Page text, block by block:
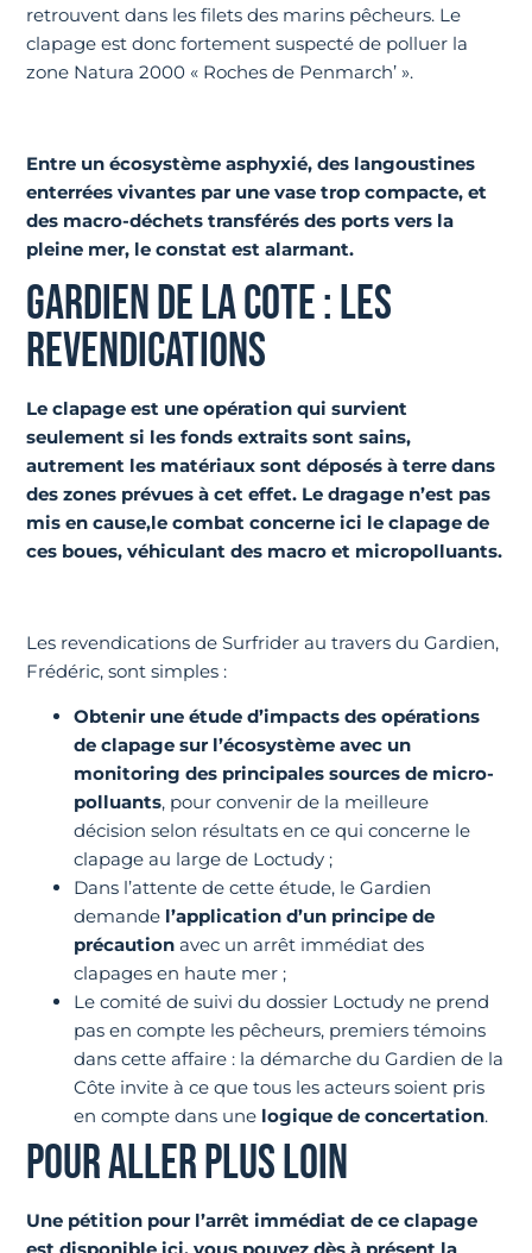
retrouvent dans les filets des marins pêcheurs. Le
clapage est donc fortement suspecté de polluer la
zone Natura 2000 « Roches de Penmarch’ ».
Entre un écosystème asphyxié, des langoustines
enterrées vivantes par une vase trop compacte, et
des macro-déchets transférés des ports vers la
pleine mer, le constat est alarmant.
GARDIEN DE LA COTE : LES
REVENDICATIONS
Le clapage est une opération qui survient
seulement si les fonds extraits sont sains,
autrement les matériaux sont déposés à terre dans
des zones prévues à cet effet. Le dragage n’est pas
mis en cause,le combat concerne ici le clapage de
ces boues, véhiculant des macro et micropolluants.
Les revendications de Surfrider au travers du Gardien,
Frédéric, sont simples :
Obtenir une étude d’impacts des opérations
de clapage sur l’écosystème avec un
monitoring des principales sources de micro-
polluants, pour convenir de la meilleure
décision selon résultats en ce qui concerne le
clapage au large de Loctudy ;
Dans l’attente de cette étude, le Gardien
demande l’application d’un principe de
précaution avec un arrêt immédiat des
clapages en haute mer ;
Le comité de suivi du dossier Loctudy ne prend
pas en compte les pêcheurs, premiers témoins
dans cette affaire : la démarche du Gardien de la
Côte invite à ce que tous les acteurs soient pris
en compte dans une logique de concertation.
POUR ALLER PLUS LOIN
Une pétition pour l’arrêt immédiat de ce clapage